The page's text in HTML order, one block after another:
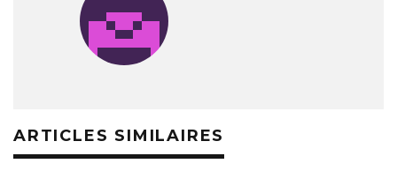
ARTICLES SIMILAIRES